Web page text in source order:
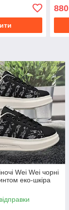
880
Wei Wei чорні
еко-шкіра